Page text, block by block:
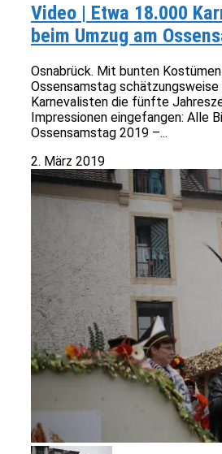
Video | Etwa 18.000
beim Umzug am
Osnabrück. Mit bunten
Ossensamstag schätzungsweise
Karnevalisten die fünfte
Impressionen eingefangen: Alle
Ossensamstag 2019 –...
2. März 2019